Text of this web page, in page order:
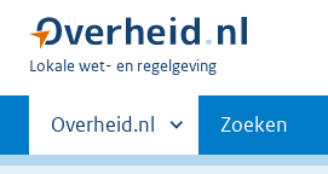
U
hier:
Lokale wet- en regelgeving
Primaire
Andere
sites
Overheid.nl Zoeken